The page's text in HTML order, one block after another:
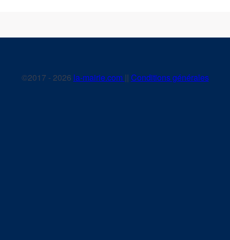
©2017 - 2026 la-mairie.com || Conditions générales